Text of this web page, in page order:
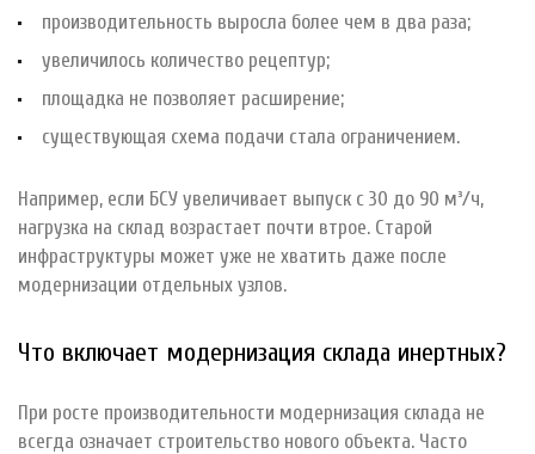
производительность выросла более чем в два раза;
увеличилось количество рецептур;
площадка не позволяет расширение;
существующая схема подачи стала ограничением.
Например, если БСУ увеличивает выпуск с 30 до 90 м³/ч,
нагрузка на склад возрастает почти втрое. Старой
инфраструктуры может уже не хватить даже после
модернизации отдельных узлов.
Что включает модернизация склада инертных?
При росте производительности модернизация склада не
всегда означает строительство нового объекта. Часто